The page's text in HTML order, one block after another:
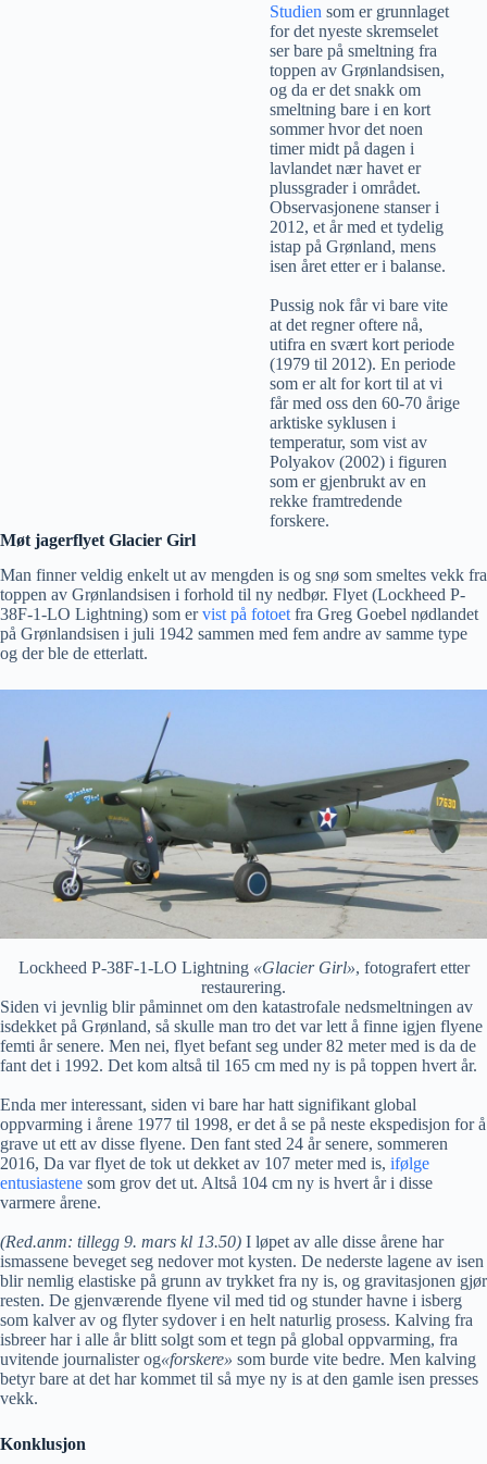
Studien som er grunnlaget
for det nyeste skremselet
ser bare på smeltning fra
toppen av Grønlandsisen,
og da er det snakk om
smeltning bare i en kort
sommer hvor det noen
timer midt på dagen i
lavlandet nær havet er
plussgrader i området.
Observasjonene stanser i
2012, et år med et tydelig
istap på Grønland, mens
isen året etter er i balanse.
Pussig nok får vi bare vite
at det regner oftere nå,
utifra en svært kort periode
(1979 til 2012). En periode
som er alt for kort til at vi
får med oss den 60-70 årige
arktiske syklusen i
temperatur, som vist av
Polyakov (2002) i figuren
som er gjenbrukt av en
rekke framtredende
forskere.
Møt jagerflyet Glacier Girl
Man finner veldig enkelt ut av mengden is og snø som smeltes vekk fra
toppen av Grønlandsisen i forhold til ny nedbør. Flyet (Lockheed P-
38F-1-LO Lightning) som ervist på fotoet fra Greg Goebel nødlandet
på Grønlandsisen i juli 1942 sammen med fem andre av samme type
og der ble de etterlatt.
Lockheed P-38F-1-LO Lightning «Glacier Girl», fotografert etter
restaurering.
Siden vi jevnlig blir påminnet om den katastrofale nedsmeltningen av
isdekket på Grønland, så skulle man tro det var lett å finne igjen flyene
femti år senere. Men nei, flyet befant seg under 82 meter med is da de
fant det i 1992. Det kom altså til 165 cm med ny is på toppen hvert år.
Enda mer interessant, siden vi bare har hatt signifikant global
oppvarming i årene 1977 til 1998, er det å se på neste ekspedisjon for å
grave ut ett av disse flyene. Den fant sted 24 år senere, sommeren
2016, Da var flyet de tok ut dekket av 107 meter med is, ifølge
entusiastene som grov det ut. Altså 104 cm ny is hvert år i disse
varmere årene.
(Red.anm: tillegg 9. mars kl 13.50) I løpet av alle disse årene har
ismassene beveget seg nedover mot kysten. De nederste lagene av isen
blir nemlig elastiske på grunn av trykket fra ny is, og gravitasjonen gjør
resten. De gjenværende flyene vil med tid og stunder havne i isberg
som kalver av og flyter sydover i en helt naturlig prosess. Kalving fra
isbreer har i alle år blitt solgt som et tegn på global oppvarming, fra
uvitende journalister og«forskere» som burde vite bedre. Men kalving
betyr bare at det har kommet til så mye ny is at den gamle isen presses
vekk.
Konklusjon